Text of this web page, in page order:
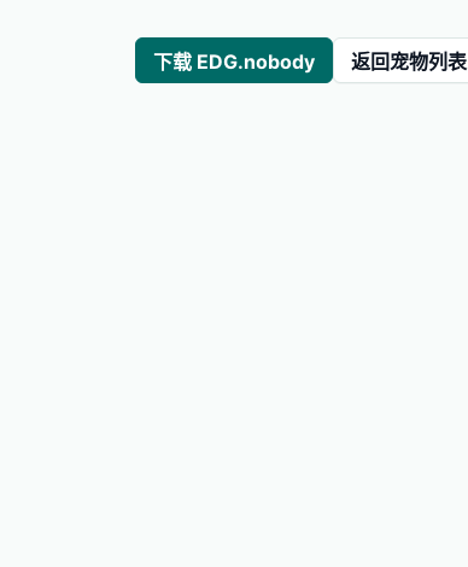
下载 EDG.nobody 返回宠物列表